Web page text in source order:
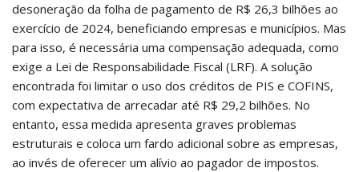
desoneração da folha de pagamento de R$ 26,3 bilhões ao
exercício de 2024, beneficiando empresas e municípios. Mas
para isso, é necessária uma compensação adequada, como
exige a Lei de Responsabilidade Fiscal (LRF). A solução
encontrada foi limitar o uso dos créditos de PIS e COFINS,
com expectativa de arrecadar até R$ 29,2 bilhões. No
entanto, essa medida apresenta graves problemas
estruturais e coloca um fardo adicional sobre as empresas,
ao invés de oferecer um alívio ao pagador de impostos.